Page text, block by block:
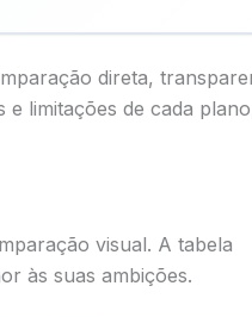
direta,
limitações de cada
visual. A tabela
às suas ambições.